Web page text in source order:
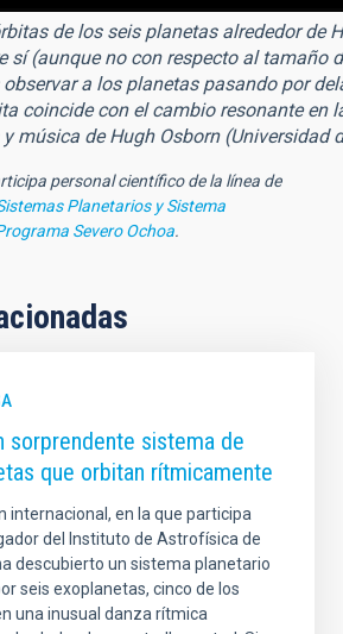
de los seis planetas alrededor de
sí (aunque no con respecto al
a los planetas pasando por
coincide con el cambio resonante en
música de Hugh Osborn (Universidad
personal científico de la línea de
Planetarios y Sistema
Severo Ochoa.
sorprendente sistema de
que orbitan rítmicamente
internacional, en la que participa
del Instituto de Astrofísica de
descubierto un sistema planetario
seis exoplanetas, cinco de los
una inusual danza rítmica